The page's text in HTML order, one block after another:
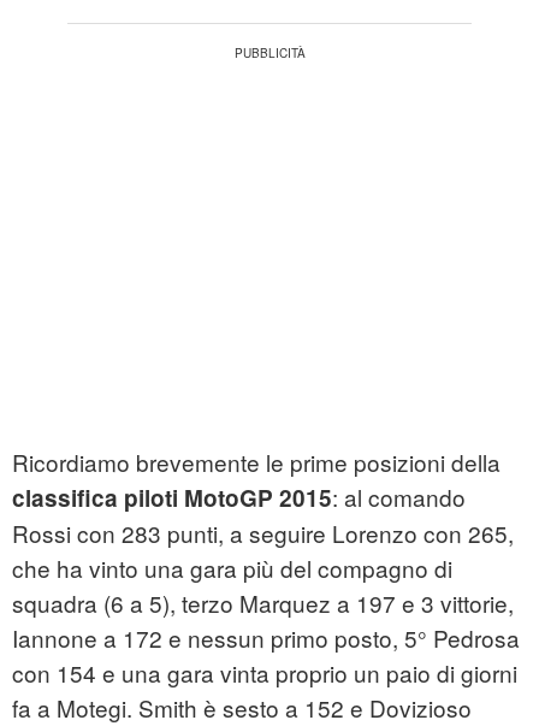
Ricordiamo brevemente le prime posizioni della
classifica piloti MotoGP 2015: al comando
Rossi con 283 punti, a seguire Lorenzo con 265,
che ha vinto una gara più del compagno di
squadra (6 a 5), terzo Marquez a 197 e 3 vittorie,
Iannone a 172 e nessun primo posto, 5° Pedrosa
con 154 e una gara vinta proprio un paio di giorni
fa a Motegi. Smith è sesto a 152 e Dovizioso